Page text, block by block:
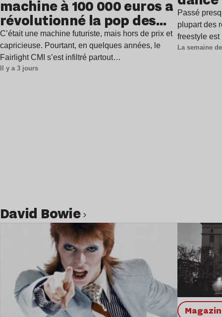
machine à 100 000 euros a
révolutionné la pop des
années 1980 ?
C’était une machine futuriste, mais hors de prix et
capricieuse. Pourtant, en quelques années, le
Fairlight CMI s’est infiltré partout…
Il y a 3 jours
Passé
plupart des
freestyle
La semaine
David Bowie